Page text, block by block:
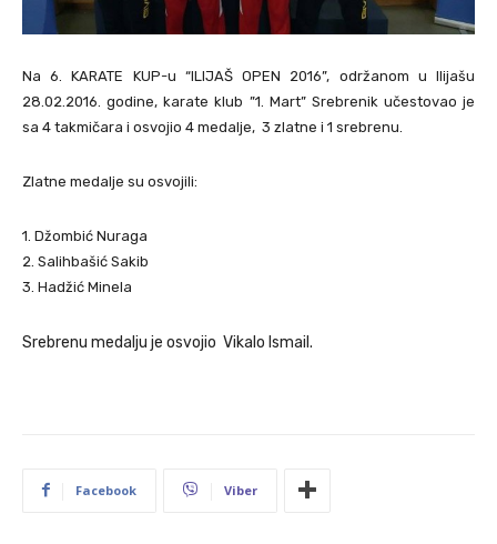
Na 6. KARATE KUP-u “ILIJAŠ OPEN 2016”, održanom u Ilijašu
28.02.2016. godine, karate klub ”1. Mart” Srebrenik učestovao je
sa 4 takmičara i osvojio 4 medalje, 3 zlatne i 1 srebrenu.
Zlatne medalje su osvojili:
1. Džombić Nuraga
2. Salihbašić Sakib
3. Hadžić Minela
Srebrenu medalju je osvojio Vikalo Ismail.
Facebook Viber